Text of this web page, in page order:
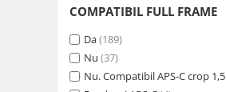
Genti Holster TopLoader
Genti, Troller Video
Rucsacuri Foto
COMPATIBIL FULL FRAME
Da(189)
Nu (37)
Nu. Compatibil APS-C crop 1,5